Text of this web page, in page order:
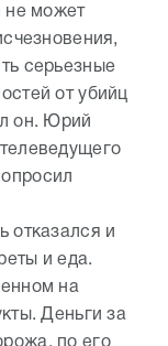
не может
серьезные
от убийц
он. Юрий
отказался и
и еда.
на
Деньги за